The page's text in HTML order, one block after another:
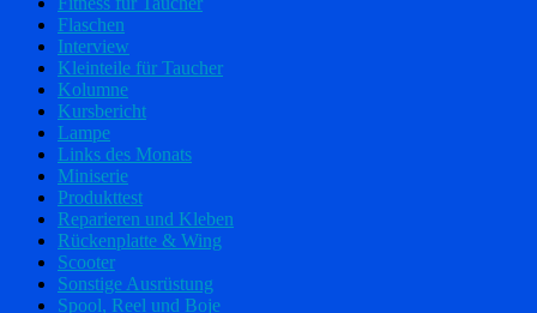
Flaschen
Interview
Kleinteile für Taucher
Kolumne
Kursbericht
Lampe
Links des Monats
Miniserie
Produkttest
Reparieren und Kleben
Rückenplatte & Wing
Scooter
Sonstige Ausrüstung
Spool, Reel und Boje